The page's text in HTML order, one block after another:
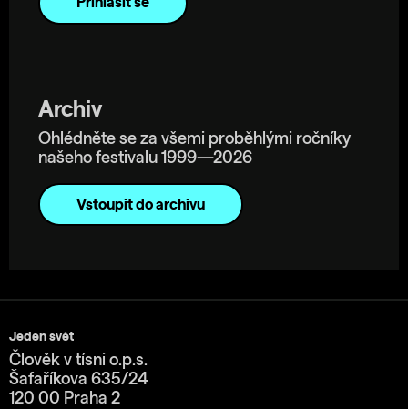
Archiv
Ohlédněte se za všemi proběhlými ročníky
našeho festivalu 1999—2026
Vstoupit do archivu
Jeden svět
Člověk v tísni o.p.s.
Šafaříkova 635/24
120 00 Praha 2